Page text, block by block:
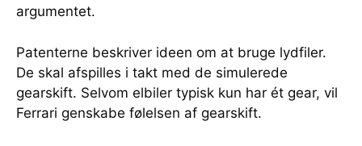
argumentet.
Patenterne beskriver ideen om at bruge lydfiler.
De skal afspilles i takt med de simulerede
gearskift. Selvom elbiler typisk kun har ét gear, vil
Ferrari genskabe følelsen af gearskift.